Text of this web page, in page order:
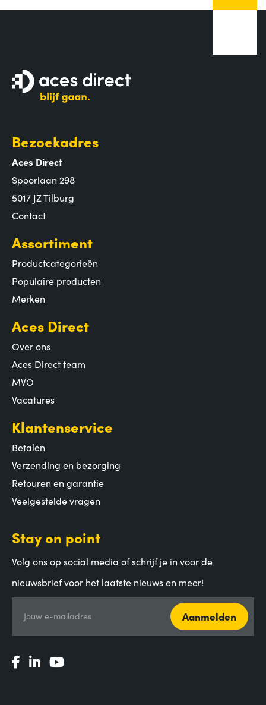
Bezoekadres
Aces Direct
Spoorlaan 298
5017 JZ Tilburg
Contact
Assortiment
Productcategorieën
Populaire producten
Merken
Aces Direct
Over ons
Aces Direct team
MVO
Vacatures
Klantenservice
Betalen
Verzending en bezorging
Retouren en garantie
Veelgestelde vragen
Stay on point
Volg ons op social media of schrijf je in voor de
nieuwsbrief voor het laatste nieuws en meer!
Jouw e-mailadres Aanmelden